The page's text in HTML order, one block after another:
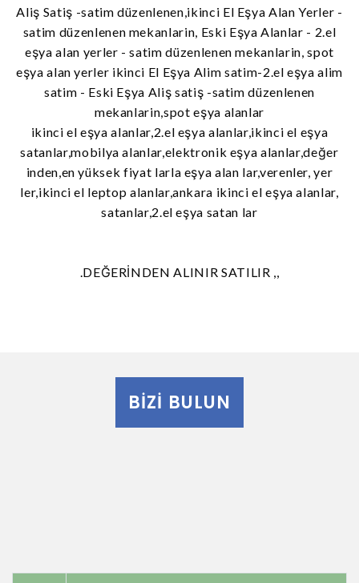
Aliş Satiş -satim düzenlenen,ikinci El Eşya Alan Yerler -
satim düzenlenen mekanlarin, Eski Eşya Alanlar - 2.el
eşya alan yerler - satim düzenlenen mekanlarin, spot
eşya alan yerler ikinci El Eşya Alim satim-2.el eşya alim
satim - Eski Eşya Aliş satiş -satim düzenlenen
mekanlarin,spot eşya alanlar
ikinci el eşya alanlar,2.el eşya alanlar,ikinci el eşya
satanlar,mobilya alanlar,elektronik eşya alanlar,değer
inden,en yüksek fiyat larla eşya alan lar,verenler, yer
ler,ikinci el leptop alanlar,ankara ikinci el eşya alanlar,
satanlar,2.el eşya satan lar
.DEĞERİNDEN ALINIR SATILIR ,,
BIZI BULUN